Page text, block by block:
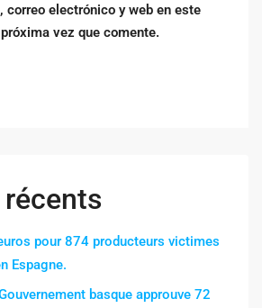
correo electrónico y web en este
vez que comente.
pour 874 producteurs victimes
Espagne.
basque approuve 72